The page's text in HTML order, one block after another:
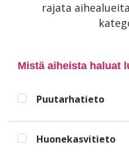
rajata
Mistä aiheista haluat
Puutarhatieto
Huonekasvitieto